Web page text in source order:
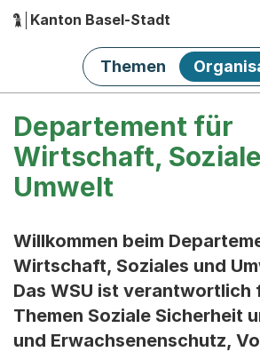
Hauptnavigation
Kanton Basel-Stadt
Themen
Departement für
Wirtschaft,
Umwelt
Willkommen beim
Wirtschaft, Soziales und
Das WSU ist verantwortlich
Themen Soziale Sicherheit
und Erwachsenenschutz,